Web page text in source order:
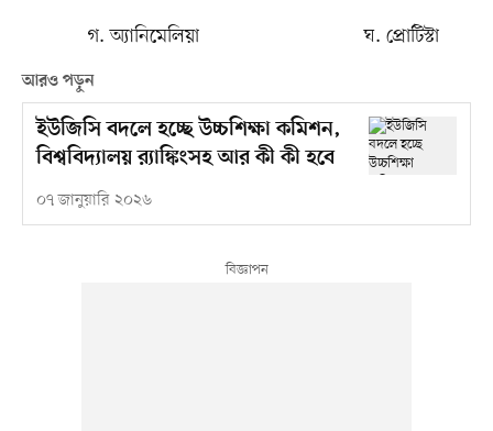
গ. অ্যানিমেলিয়া ঘ. প্রোটিস্টা
আরও পড়ুন
ইউজিসি বদলে হচ্ছে উচ্চশিক্ষা কমিশন,
বিশ্ববিদ্যালয় র‍্যাঙ্কিংসহ আর কী কী হবে
০৭ জানুয়ারি ২০২৬